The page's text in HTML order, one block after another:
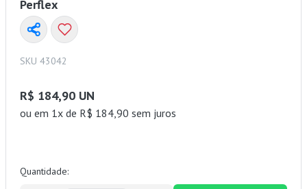
Perflex
SKU 43042
R$ 184,90 UN
ou em 1x de R$ 184,90 sem juros
Quantidade: